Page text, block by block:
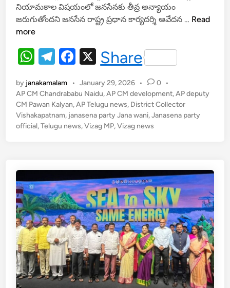
s
A
p
p
gr
m
e
o
o
k
నియామకాల విషయంలో జనసేనకు తీవ్ర అన్యాయం
జరుగుతోందని జనసేన రాష్ట్ర ప్రధాన కార్యదర్శి ఆవేదన … దే
టీ
జ
అ
న్యా
యం
:
బొ
లి
శె
ట్టి
Read
more
W
at
s
A
T
e
gr
a
F
c
e
b
k
X
Share
by janakamalam • January 29, 2026 • 0 •
AP CM Chandrababu Naidu,AP CM development,AP deputy
CM Pawan Kalyan,AP Telugu news, District Collector
Vishakapatnam, janasena party Jana wani,Janasena party
official,Telugu news,Vizag MP,Vizag news